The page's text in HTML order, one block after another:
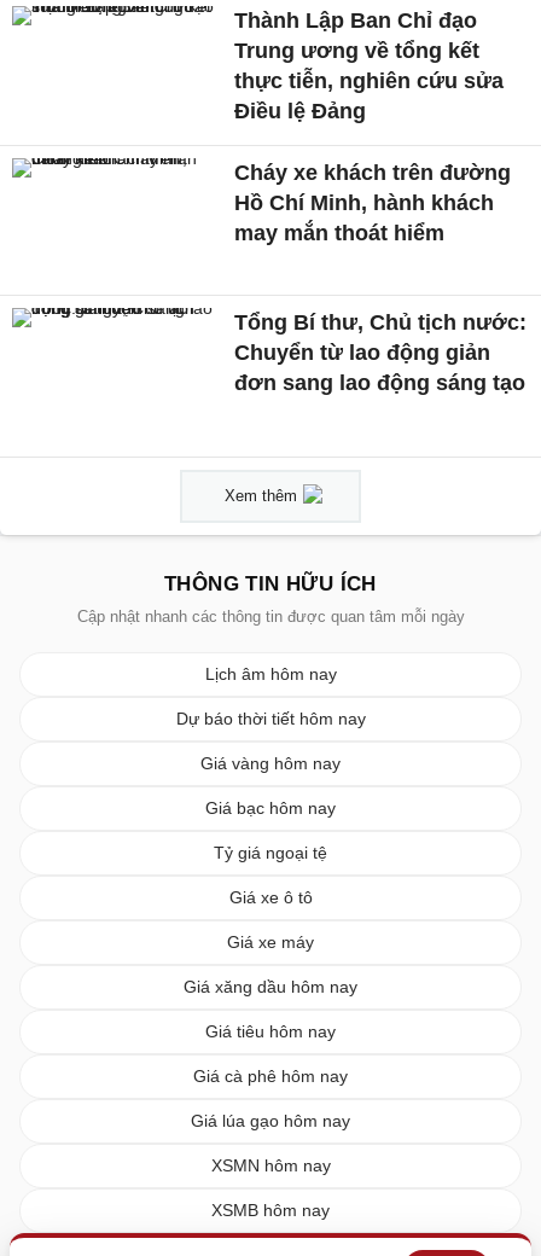
Thành Lập Ban Chỉ đạo
Trung ương về tổng kết
thực tiễn, nghiên cứu sửa
Điều lệ Đảng
Cháy xe khách trên đường
Hồ Chí Minh, hành khách
may mắn thoát hiểm
Tổng Bí thư, Chủ tịch nước:
Chuyển từ lao động giản
đơn sang lao động sáng tạo
Xem thêm
THÔNG TIN HỮU ÍCH
Cập nhật nhanh các thông tin được quan tâm mỗi ngày
Lịch âm hôm nay
Dự báo thời tiết hôm nay
Giá vàng hôm nay
Giá bạc hôm nay
Tỷ giá ngoại tệ
Giá xe ô tô
Giá xe máy
Giá xăng dầu hôm nay
Giá tiêu hôm nay
Giá cà phê hôm nay
Giá lúa gạo hôm nay
XSMN hôm nay
XSMB hôm nay